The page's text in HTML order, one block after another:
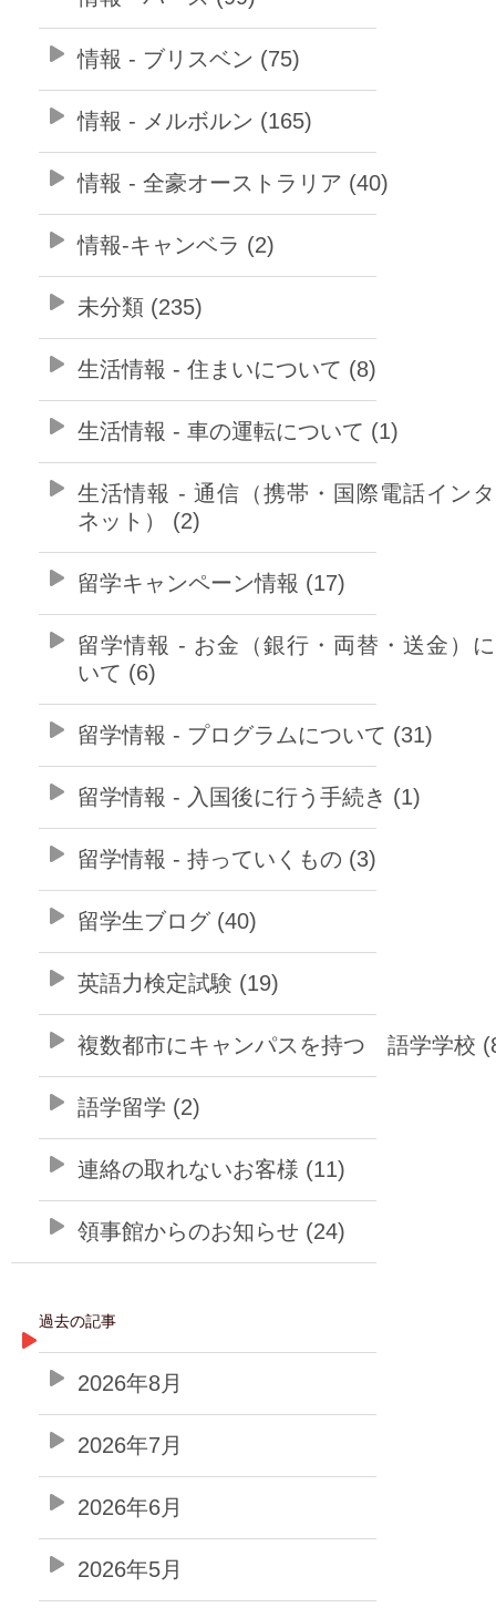
情報 - ブリスベン (75)
情報 - メルボルン (165)
情報 - 全豪オーストラリア (40)
情報-キャンベラ (2)
未分類 (235)
生活情報 - 住まいについて (8)
生活情報 - 車の運転について (1)
生活情報 - 通信（携帯・国際電話イン
ネット） (2)
留学キャンペーン情報 (17)
留学情報 - お金（銀行・両替・送金）
いて (6)
留学情報 - プログラムについて (31)
留学情報 - 入国後に行う手続き (1)
留学情報 - 持っていくもの (3)
留学生ブログ (40)
英語力検定試験 (19)
複数都市にキャンパスを持つ 語学学校
語学留学 (2)
連絡の取れないお客様 (11)
領事館からのお知らせ (24)
過去の記事
2026年8月
2026年7月
2026年6月
2026年5月